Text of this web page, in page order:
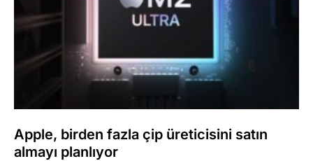
Apple, birden fazla çip üreticisini satın
almayı planlıyor